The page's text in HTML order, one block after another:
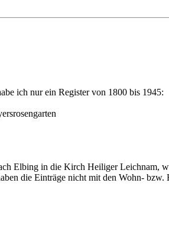
ich nur ein Register von 1800 bis 1945:
Elbing in die Kirch Heiliger Leichnam,
die Einträge nicht mit den Wohn- bzw.